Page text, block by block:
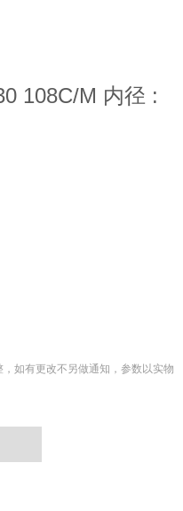
108C/M 内径 :
如有更改不另做通知，参数以实物